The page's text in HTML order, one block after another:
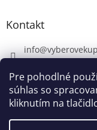
Pre pohodlné
súhlas so
kliknutím na
Kontakt
info@
https://